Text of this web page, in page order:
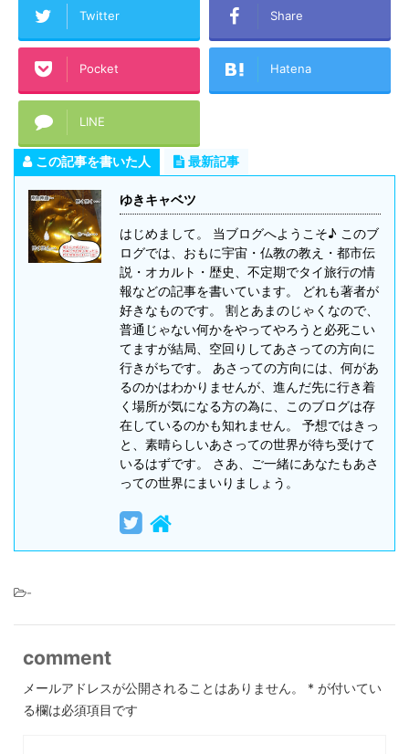
Twitter Share
Pocket Hatena
LINE
この記事を書いた人 最新記事
ゆきキャベツ
はじめまして。 当ブログへようこそ♪ このブ
ログでは、おもに宇宙・仏教の教え・都市伝
説・オカルト・歴史、不定期でタイ旅行の情
報などの記事を書いています。 どれも著者が
好きなものです。 割とあまのじゃくなので、
普通じゃない何かをやってやろうと必死こい
てますが結局、空回りしてあさっての方向に
行きがちです。 あさっての方向には、何があ
るのかはわかりませんが、進んだ先に行き着
く場所が気になる方の為に、このブログは存
在しているのかも知れません。 予想ではきっ
と、素晴らしいあさっての世界が待ち受けて
いるはずです。 さあ、ご一緒にあなたもあさ
っての世界にまいりましょう。
-
comment
メールアドレスが公開されることはありません。 * が付いてい
る欄は必須項目です